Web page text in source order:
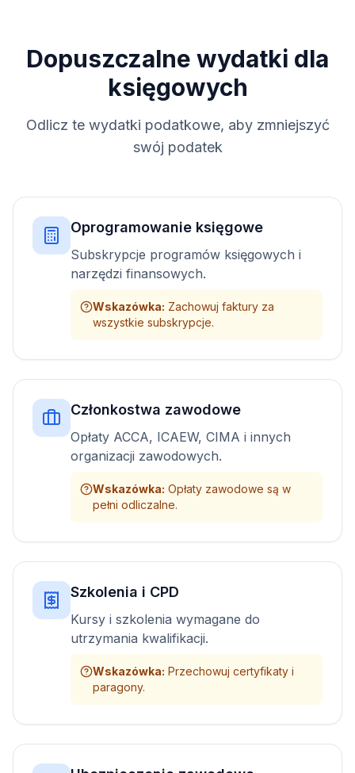
Dopuszczalne wydatki dla
księgowych
Odlicz te wydatki podatkowe, aby zmniejszyć
swój podatek
Oprogramowanie księgowe
Subskrypcje programów księgowych i
narzędzi finansowych.
Wskazówka: Zachowuj faktury za
wszystkie subskrypcje.
Członkostwa zawodowe
Opłaty ACCA, ICAEW, CIMA i innych
organizacji zawodowych.
Wskazówka: Opłaty zawodowe są w
pełni odliczalne.
Szkolenia i CPD
Kursy i szkolenia wymagane do
utrzymania kwalifikacji.
Wskazówka: Przechowuj certyfikaty i
paragony.